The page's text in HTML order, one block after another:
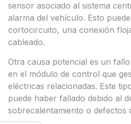
sensor asociado al sistema
alarma del vehículo. Esto
cortocircuito, una conexión
cableado.
Otra causa potencial es un
en el módulo de control que
eléctricas relacionadas. Este
puede haber fallado debido al
sobrecalentamiento o defectos